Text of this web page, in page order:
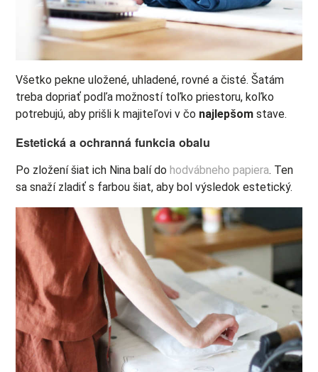
Všetko pekne uložené, uhladené, rovné a čisté. Šatám
treba dopriať podľa možností toľko priestoru, koľko
potrebujú, aby prišli k majiteľovi v čo najlepšom stave.
Estetická a ochranná funkcia obalu
Po zložení šiat ich Nina balí do hodvábneho papiera. Ten
sa snaží zladiť s farbou šiat, aby bol výsledok estetický.